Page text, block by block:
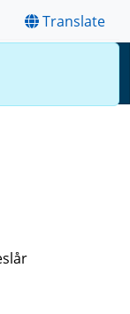
Translate